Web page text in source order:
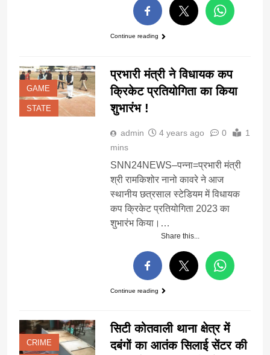
Continue reading
GAME
STATE
प्रभारी मंत्री ने विधायक कप
क्रिकेट प्रतियोगिता का किया
शुभारंभ !
admin 4 years ago 0
1
mins
SNN24NEWS–पन्ना=प्रभारी मंत्री
श्री रामकिशोर नानो कावरे ने आज
स्थानीय छत्रसाल स्टेडियम में विधायक
कप क्रिकेट प्रतियोगिता 2023 का
शुभारंभ किया।…
Share this...
Continue reading
CRIME
सिटी कोतवाली थाना क्षेत्र में
दबंगों का आतंक सिलाई सेंटर की